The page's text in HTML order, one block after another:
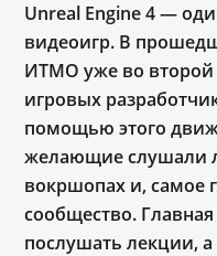
Unreal Engine 4—
видеоигр. В
ИТМО уже во
игровых
помощью этого
желающие слушали
вокршопах и, самое
сообщество.
послушать лекции,